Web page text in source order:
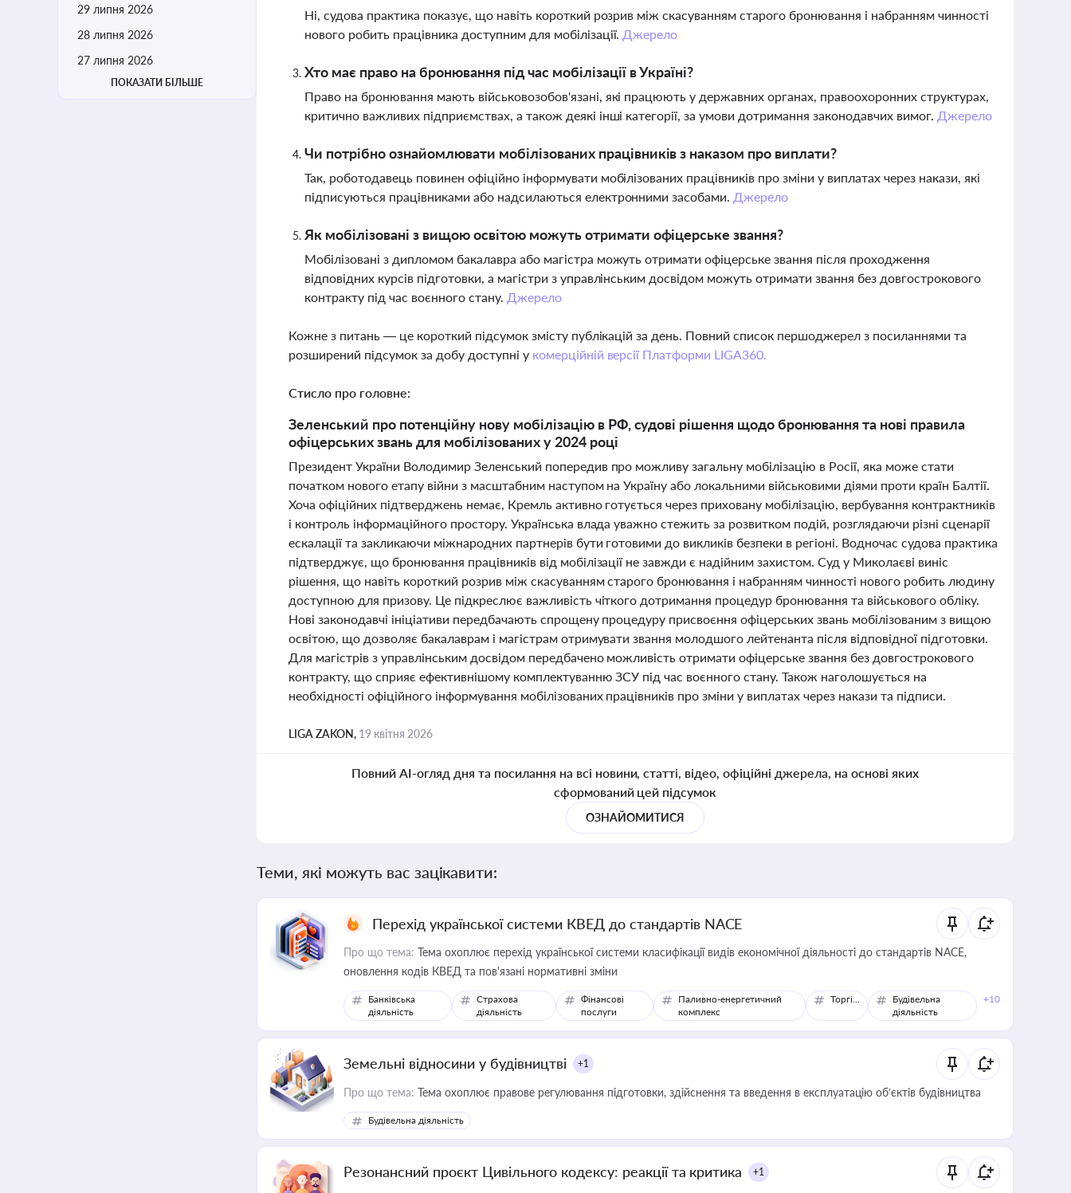
29 липня 2026
28 липня 2026
27 липня 2026
ПОКАЗАТИ БІЛЬШЕ
Ні, судова практика показує, що навіть короткий розрив між скасуванням старого бронювання і набранням чинності
нового робить працівника доступним для мобілізації. Джерело
Хто має право на бронювання під час мобілізації в Україні?
Право на бронювання мають військовозобов'язані, які працюють у державних органах, правоохоронних структурах,
критично важливих підприємствах, а також деякі інші категорії, за умови дотримання законодавчих вимог. Джерело
Чи потрібно ознайомлювати мобілізованих працівників з наказом про виплати?
Так, роботодавець повинен офіційно інформувати мобілізованих працівників про зміни у виплатах через накази, які
підписуються працівниками або надсилаються електронними засобами. Джерело
Як мобілізовані з вищою освітою можуть отримати офіцерське звання?
Мобілізовані з дипломом бакалавра або магістра можуть отримати офіцерське звання після проходження
відповідних курсів підготовки, а магістри з управлінським досвідом можуть отримати звання без довгострокового
контракту під час воєнного стану. Джерело
Кожне з питань — це короткий підсумок змісту публікацій за день. Повний список першоджерел з посиланнями та
розширений підсумок за добу доступні у комерційній версії Платформи LIGA360.
Стисло про головне:
Зеленський про потенційну нову мобілізацію в РФ, судові рішення щодо бронювання та нові правила
офіцерських звань для мобілізованих у 2024 році
Президент України Володимир Зеленський попередив про можливу загальну мобілізацію в Росії, яка може стати
початком нового етапу війни з масштабним наступом на Україну або локальними військовими діями проти країн Балтії.
Хоча офіційних підтверджень немає, Кремль активно готується через приховану мобілізацію, вербування контрактників
і контроль інформаційного простору. Українська влада уважно стежить за розвитком подій, розглядаючи різні сценарії
ескалації та закликаючи міжнародних партнерів бути готовими до викликів безпеки в регіоні. Водночас судова практика
підтверджує, що бронювання працівників від мобілізації не завжди є надійним захистом. Суд у Миколаєві виніс
рішення, що навіть короткий розрив між скасуванням старого бронювання і набранням чинності нового робить людину
доступною для призову. Це підкреслює важливість чіткого дотримання процедур бронювання та військового обліку.
Нові законодавчі ініціативи передбачають спрощену процедуру присвоєння офіцерських звань мобілізованим з вищою
освітою, що дозволяє бакалаврам і магістрам отримувати звання молодшого лейтенанта після відповідної підготовки.
Для магістрів з управлінським досвідом передбачено можливість отримати офіцерське звання без довгострокового
контракту, що сприяє ефективнішому комплектуванню ЗСУ під час воєнного стану. Також наголошується на
необхідності офіційного інформування мобілізованих працівників про зміни у виплатах через накази та підписи.
LIGA ZAKON, 19 квітня 2026
Повний AI-огляд дня та посилання на всі новини, статті, відео, офіційні джерела, на основі яких
сформований цей підсумок
ОЗНАЙОМИТИСЯ
Теми, які можуть вас зацікавити:
Перехід української системи КВЕД до стандартів NACE
Про що тема: Тема охоплює перехід української системи класифікації видів економічної діяльності до стандартів NACE,
оновлення кодів КВЕД та пов'язані нормативні зміни
Банківська
діяльність
Страхова
діяльність
Фінансові
послуги
Паливно-енергетичний
комплекс
Торгівля
Будівельна
діяльність
+10
Земельні відносини у будівництві +1
Про що тема: Тема охоплює правове регулювання підготовки, здійснення та введення в експлуатацію об’єктів будівництва
Будівельна діяльність
Резонансний проєкт Цивільного кодексу: реакції та критика +1